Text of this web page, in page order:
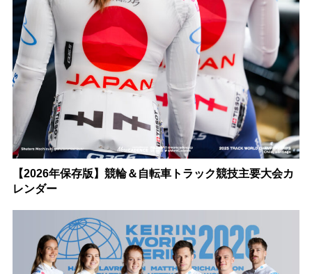
【2026年保存版】競輪＆自転車トラック競技主要大会カ
レンダー